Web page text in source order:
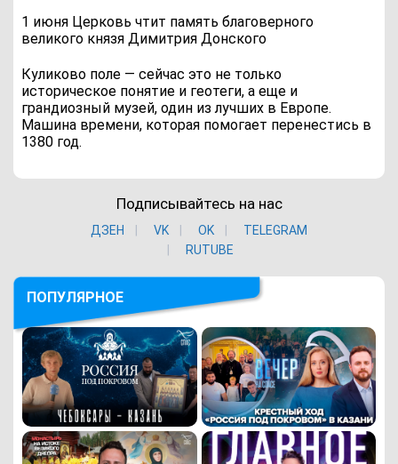
1 июня Церковь чтит память благоверного
великого князя Димитрия Донского
Куликово поле — сейчас это не только
историческое понятие и геотеги, а еще и
грандиозный музей, один из лучших в Европе.
Машина времени, которая помогает перенестись в
1380 год.
Подписывайтесь на нас
ДЗЕН VK ОK
TELEGRAM
RUTUBE
ПОПУЛЯРНОЕ